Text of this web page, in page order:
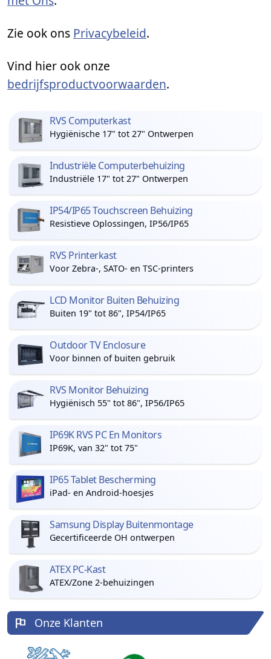
Zie ook ons Privacybeleid.
Vind hier ook onze
bedrijfsproductvoorwaarden.
RVS Computerkast
Hygiënische 17" tot 27" Ontwerpen
Industriële Computerbehuizing
Industriële 17" tot 27" Ontwerpen
IP54/IP65 Touchscreen Behuizing
Resistieve Oplossingen, IP56/IP65
RVS Printerkast
Voor Zebra-, SATO- en TSC-printers
LCD Monitor Buiten Behuizing
Buiten 19" tot 86", IP54/IP65
Outdoor TV Enclosure
Voor binnen of buiten gebruik
RVS Monitor Behuizing
Hygiënisch 55" tot 86", IP56/IP65
IP69K RVS PC En Monitors
IP69K, van 32" tot 75"
IP65 Tablet Bescherming
iPad- en Android-hoesjes
Samsung Display Buitenmontage
Gecertificeerde OH ontwerpen
ATEX PC-Kast
ATEX/Zone 2-behuizingen
Onze Klanten